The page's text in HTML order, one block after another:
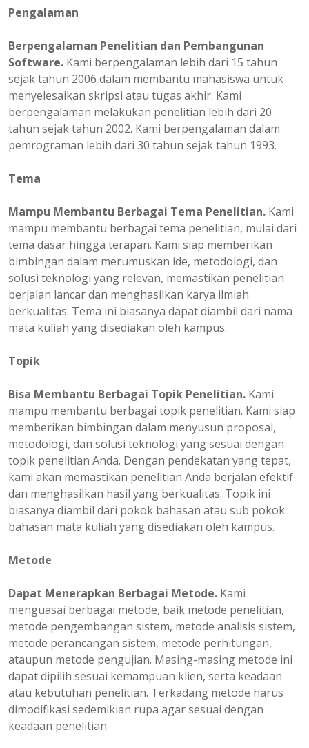
Pengalaman
Berpengalaman Penelitian dan Pembangunan
Software. Kami berpengalaman lebih dari 15 tahun
sejak tahun 2006 dalam membantu mahasiswa untuk
menyelesaikan skripsi atau tugas akhir. Kami
berpengalaman melakukan penelitian lebih dari 20
tahun sejak tahun 2002. Kami berpengalaman dalam
pemrograman lebih dari 30 tahun sejak tahun 1993.
Tema
Mampu Membantu Berbagai Tema Penelitian. Kami
mampu membantu berbagai tema penelitian, mulai dari
tema dasar hingga terapan. Kami siap memberikan
bimbingan dalam merumuskan ide, metodologi, dan
solusi teknologi yang relevan, memastikan penelitian
berjalan lancar dan menghasilkan karya ilmiah
berkualitas. Tema ini biasanya dapat diambil dari nama
mata kuliah yang disediakan oleh kampus.
Topik
Bisa Membantu Berbagai Topik Penelitian. Kami
mampu membantu berbagai topik penelitian. Kami siap
memberikan bimbingan dalam menyusun proposal,
metodologi, dan solusi teknologi yang sesuai dengan
topik penelitian Anda. Dengan pendekatan yang tepat,
kami akan memastikan penelitian Anda berjalan efektif
dan menghasilkan hasil yang berkualitas. Topik ini
biasanya diambil dari pokok bahasan atau sub pokok
bahasan mata kuliah yang disediakan oleh kampus.
Metode
Dapat Menerapkan Berbagai Metode. Kami
menguasai berbagai metode, baik metode penelitian,
metode pengembangan sistem, metode analisis sistem,
metode perancangan sistem, metode perhitungan,
ataupun metode pengujian. Masing-masing metode ini
dapat dipilih sesuai kemampuan klien, serta keadaan
atau kebutuhan penelitian. Terkadang metode harus
dimodifikasi sedemikian rupa agar sesuai dengan
keadaan penelitian.